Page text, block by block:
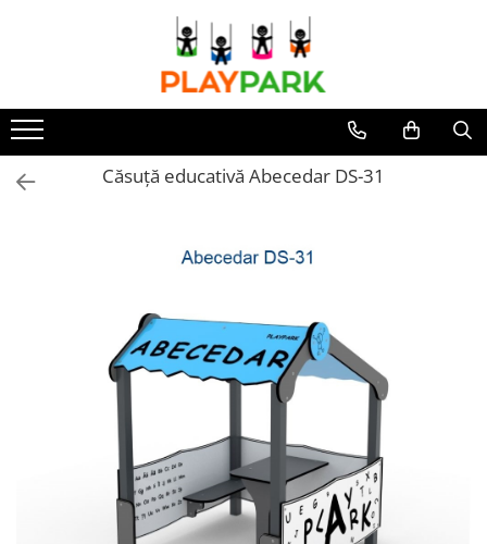
Complexe de Joacă
PREMIUM
WOOD (pentru casă și grădină)
Sport - Fitness
Aparate fitness exterior
Complexe WORKOUT
Complexe WORKOUT Kids
Aparate de forță FBarbell
Pentru terenuri sportive
Căsuță educativă Abecedar DS-31